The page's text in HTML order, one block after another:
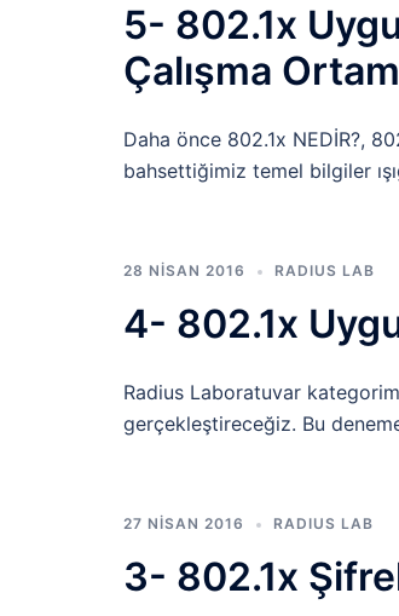
5- 802.1x
Çalışma
Daha önce 802.1x NEDİR?,
bahsettiğimiz temel bilgiler
28 NISAN 2016 RADIUS LAB
4- 802.1x
Radius Laboratuvar
gerçekleştireceğiz. Bu
27 NISAN 2016 RADIUS LAB
3- 802.1x